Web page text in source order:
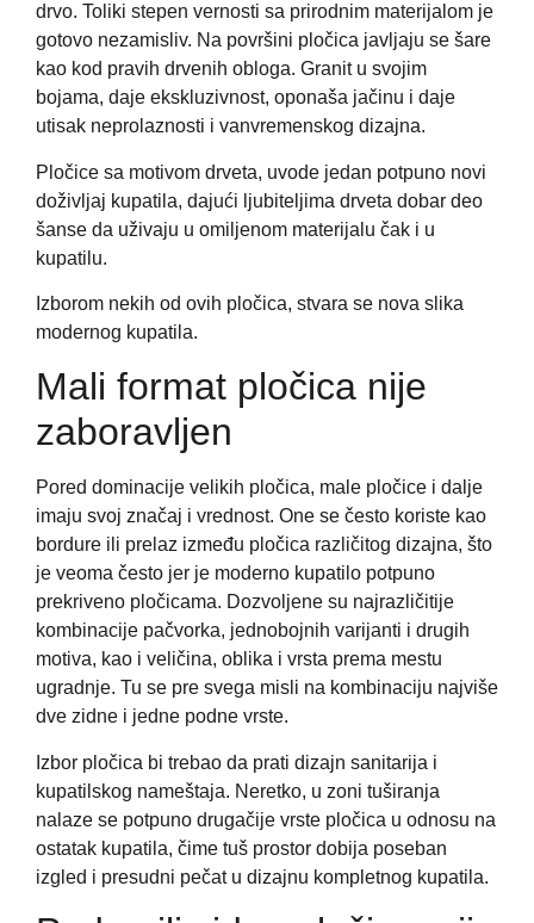
drvo. Toliki stepen vernosti sa prirodnim materijalom je
gotovo nezamisliv. Na površini pločica javljaju se šare
kao kod pravih drvenih obloga. Granit u svojim
bojama, daje ekskluzivnost, oponaša jačinu i daje
utisak neprolaznosti i vanvremenskog dizajna.
Pločice sa motivom drveta, uvode jedan potpuno novi
doživljaj kupatila, dajući ljubiteljima drveta dobar deo
šanse da uživaju u omiljenom materijalu čak i u
kupatilu.
Izborom nekih od ovih pločica, stvara se nova slika
modernog kupatila.
Mali format pločica nije
zaboravljen
Pored dominacije velikih pločica, male pločice i dalje
imaju svoj značaj i vrednost. One se često koriste kao
bordure ili prelaz između pločica različitog dizajna, što
je veoma često jer je moderno kupatilo potpuno
prekriveno pločicama. Dozvoljene su najrazličitije
kombinacije pačvorka, jednobojnih varijanti i drugih
motiva, kao i veličina, oblika i vrsta prema mestu
ugradnje. Tu se pre svega misli na kombinaciju najviše
dve zidne i jedne podne vrste.
Izbor pločica bi trebao da prati dizajn sanitarija i
kupatilskog nameštaja. Neretko, u zoni tuširanja
nalaze se potpuno drugačije vrste pločica u odnosu na
ostatak kupatila, čime tuš prostor dobija poseban
izgled i presudni pečat u dizajnu kompletnog kupatila.